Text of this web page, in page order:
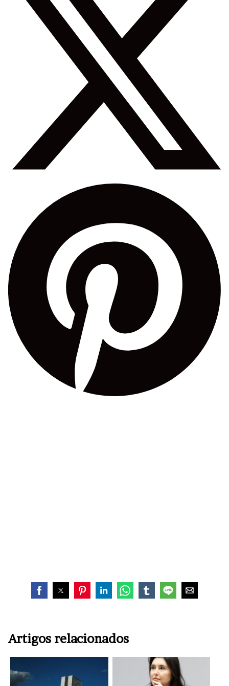
Artigos relacionados